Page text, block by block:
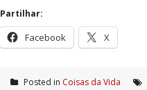
Partilhar:
Facebook X
Posted in Coisas da Vida